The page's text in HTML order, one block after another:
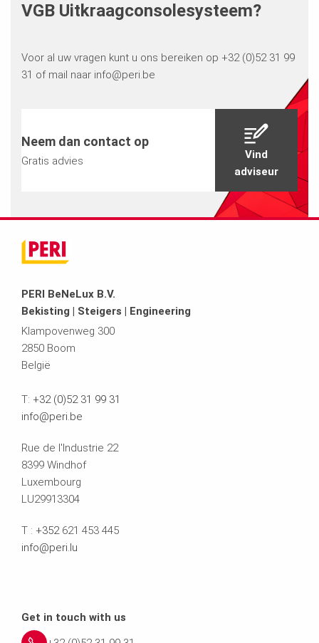
VGB Uitkraagconsolesysteem?
Voor al uw vragen kunt u ons bereiken op +32 (0)52 31 99
31 of mail naar info@peri.be
Neem dan contact op
Gratis advies
Vind
adviseur
PERI BeNeLux B.V.
Bekisting | Steigers | Engineering
Klampovenweg 300
2850 Boom
België
T: +32 (0)52 31 99 31
info@peri.be
Rue de l'Industrie 22
8399 Windhof
Luxembourg
LU29913304
T : +352 621 453 445
info@peri.lu
Get in touch with us